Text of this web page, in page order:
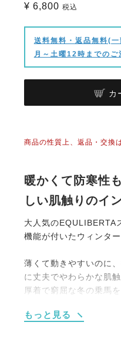
¥ 6,800 税込
送料無料・返品無料(
月～土曜12時までの
カ
商品の性質上、返品・交換
暖かくて防寒性
しい肌触りのイ
大人気のEQULIBERTA
機能が付いたウィンタ
薄くて動きやすいのに
に丈夫でやわらかな肌
厚着で窮屈な冬の乗馬
もっと見る